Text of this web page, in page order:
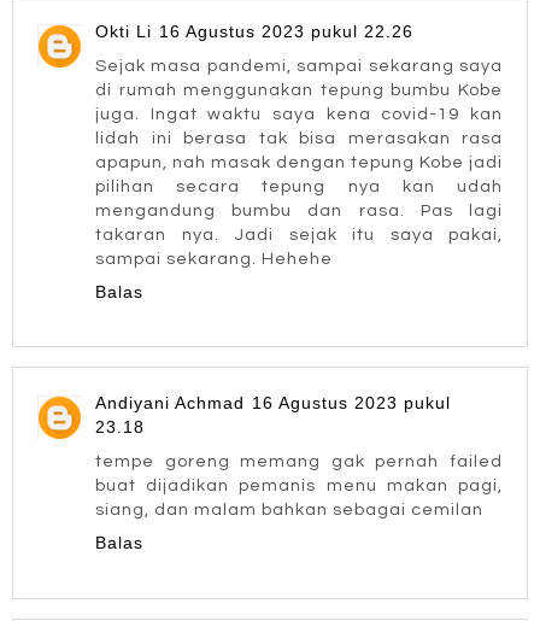
Okti Li 16 Agustus 2023 pukul 22.26
Sejak masa pandemi, sampai sekarang saya
di rumah menggunakan tepung bumbu Kobe
juga. Ingat waktu saya kena covid-19 kan
lidah ini berasa tak bisa merasakan rasa
apapun, nah masak dengan tepung Kobe jadi
pilihan secara tepung nya kan udah
mengandung bumbu dan rasa. Pas lagi
takaran nya. Jadi sejak itu saya pakai,
sampai sekarang. Hehehe
Balas
Andiyani Achmad 16 Agustus 2023 pukul
23.18
tempe goreng memang gak pernah failed
buat dijadikan pemanis menu makan pagi,
siang, dan malam bahkan sebagai cemilan
Balas